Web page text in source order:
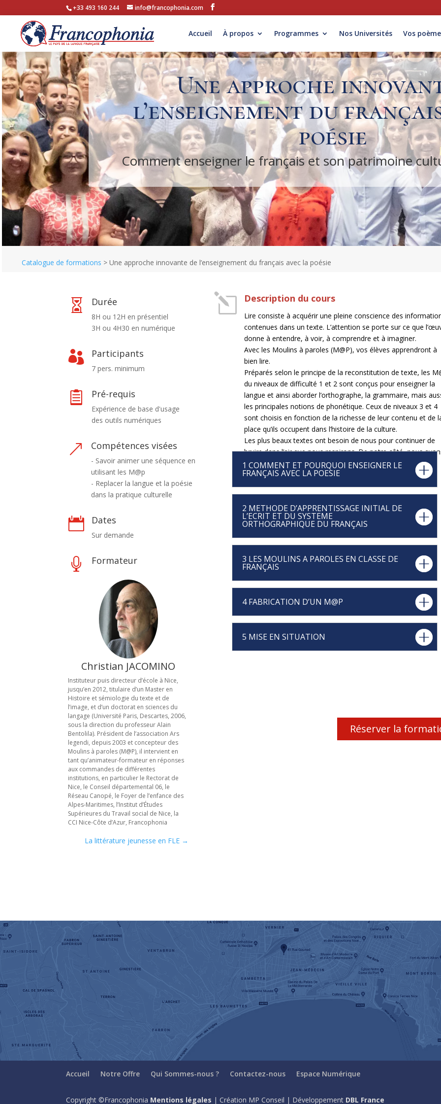
+33 493 160 244 info@francophonia.com
Accueil À propos Programmes Nos Universités Vos
Une approche
l’enseignement du
poésie
Comment enseigner le français et son patrimoine
Catalogue de formations > Une approche innovante de l’enseignement du français avec la poésie
 Durée
8H ou 12H en présentiel
3H ou 4H30 en numérique
 Participants
7 pers. minimum
 Pré-requis
Expérience de base d'usage
des outils numériques
& Compétences visées
- Savoir animer une séquence en
utilisant les M@p
- Replacer la langue et la poésie
dans la pratique culturelle
 Dates
Sur demande
 Formateur
Christian JACOMINO
Instituteur puis directeur d’école à Nice,
jusqu’en 2012, titulaire d’un Master en
Histoire et sémiologie du texte et de
l’image, et d’un doctorat en sciences du
langage (Université Paris, Descartes, 2006,
sous la direction du professeur Alain
Bentolila). Président de l’association Ars
legendi, depuis 2003 et concepteur des
Moulins à paroles (M@P), il intervient en
tant qu’animateur-formateur en réponses
aux commandes de différentes
institutions, en particulier le Rectorat de
Nice, le Conseil départemental 06, le
Réseau Canopé, le Foyer de l’enfance des
Alpes-Maritimes, l’Institut d’Études
Supérieures du Travail social de Nice, la
CCI Nice-Côte d’Azur, Francophonia
La littérature jeunesse en FLE →
l Description du cours
Lire consiste à acquérir une pleine conscience des
contenues dans un texte. L’attention se porte sur ce que
donne à entendre, à voir, à comprendre et à imaginer.
Avec les Moulins à paroles (M@P), vos élèves apprendront à
bien lire.
Préparés selon le principe de la reconstitution de texte, les
du niveaux de difficulté 1 et 2 sont conçus pour enseigner la
langue et ainsi aborder l’orthographe, la grammaire, mais
les principales notions de phonétique. Ceux de niveaux 3 et 4
sont choisis en fonction de la richesse de leur contenu et de
place qu’ils occupent dans l’histoire de la culture.
Les plus beaux textes ont besoin de nous pour continuer de
bruire dans l’air que nous respirons. De notre côté, nous
besoin d’eux pour nourrir notre esprit et le garder en éveil.
1 COMMENT ET POURQUOI ENSEIGNER LE
FRANÇAIS AVEC LA POESIE
2 METHODE D’APPRENTISSAGE INITIAL DE
L’ECRIT ET DU SYSTEME
ORTHOGRAPHIQUE DU FRANÇAIS
3 LES MOULINS A PAROLES EN CLASSE DE
FRANÇAIS
4 FABRICATION D’UN M@P
5 MISE EN SITUATION
Réserver la
Accueil Notre Offre Qui Sommes-nous ? Contactez-nous Espace Numérique
Copyright ©Francophonia Mentions légales | Création MP Conseil | Développement DBL France